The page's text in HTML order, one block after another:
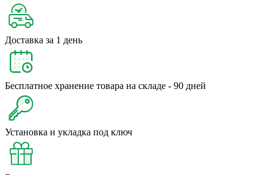
Доставка за 1 день
Бесплатное хранение товара на складе - 90 дней
Установка и укладка под ключ